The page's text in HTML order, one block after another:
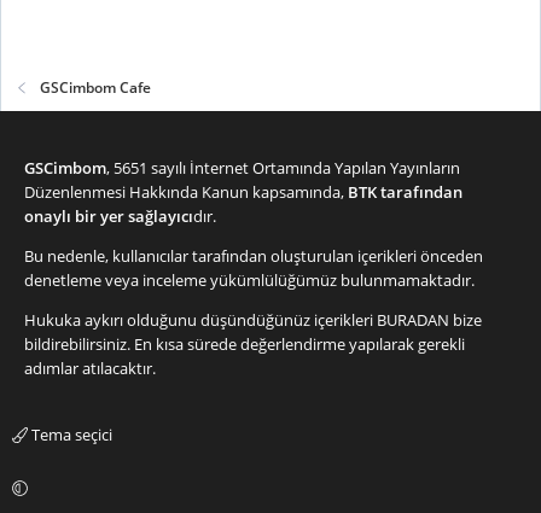
GSCimbom Cafe
GSCimbom, 5651 sayılı İnternet Ortamında Yapılan Yayınların
Düzenlenmesi Hakkında Kanun kapsamında, BTK tarafından
onaylı bir yer sağlayıcıdır.
Bu nedenle, kullanıcılar tarafından oluşturulan içerikleri önceden
denetleme veya inceleme yükümlülüğümüz bulunmamaktadır.
Hukuka aykırı olduğunu düşündüğünüz içerikleri BURADAN bize
bildirebilirsiniz. En kısa sürede değerlendirme yapılarak gerekli
adımlar atılacaktır.
Tema seçici